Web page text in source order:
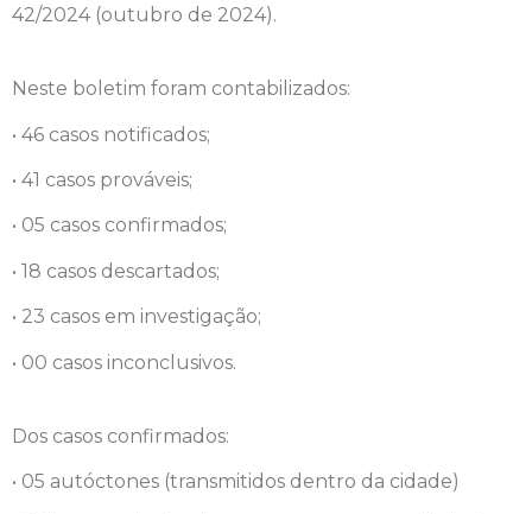
42/2024 (outubro de 2024).
Neste boletim foram contabilizados:
• 46 casos notificados;
• 41 casos prováveis;
• 05 casos confirmados;
• 18 casos descartados;
• 23 casos em investigação;
• 00 casos inconclusivos.
Dos casos confirmados:
• 05 autóctones (transmitidos dentro da cidade)